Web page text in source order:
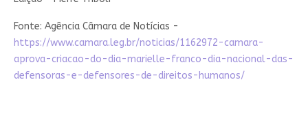
Fonte: Agência Câmara de Notícias -
https://www.camara.leg.br/noticias/1162972-camara-
aprova-criacao-do-dia-marielle-franco-dia-nacional-das-
defensoras-e-defensores-de-direitos-humanos/